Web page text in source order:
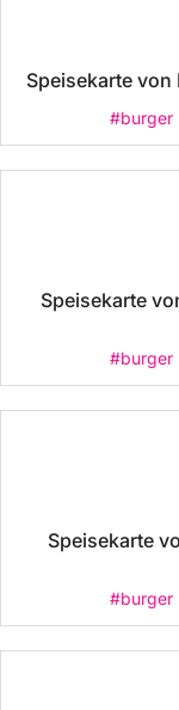
Speisekarte
#burger
Speisekarte
#burger
Speisekarte
#burger